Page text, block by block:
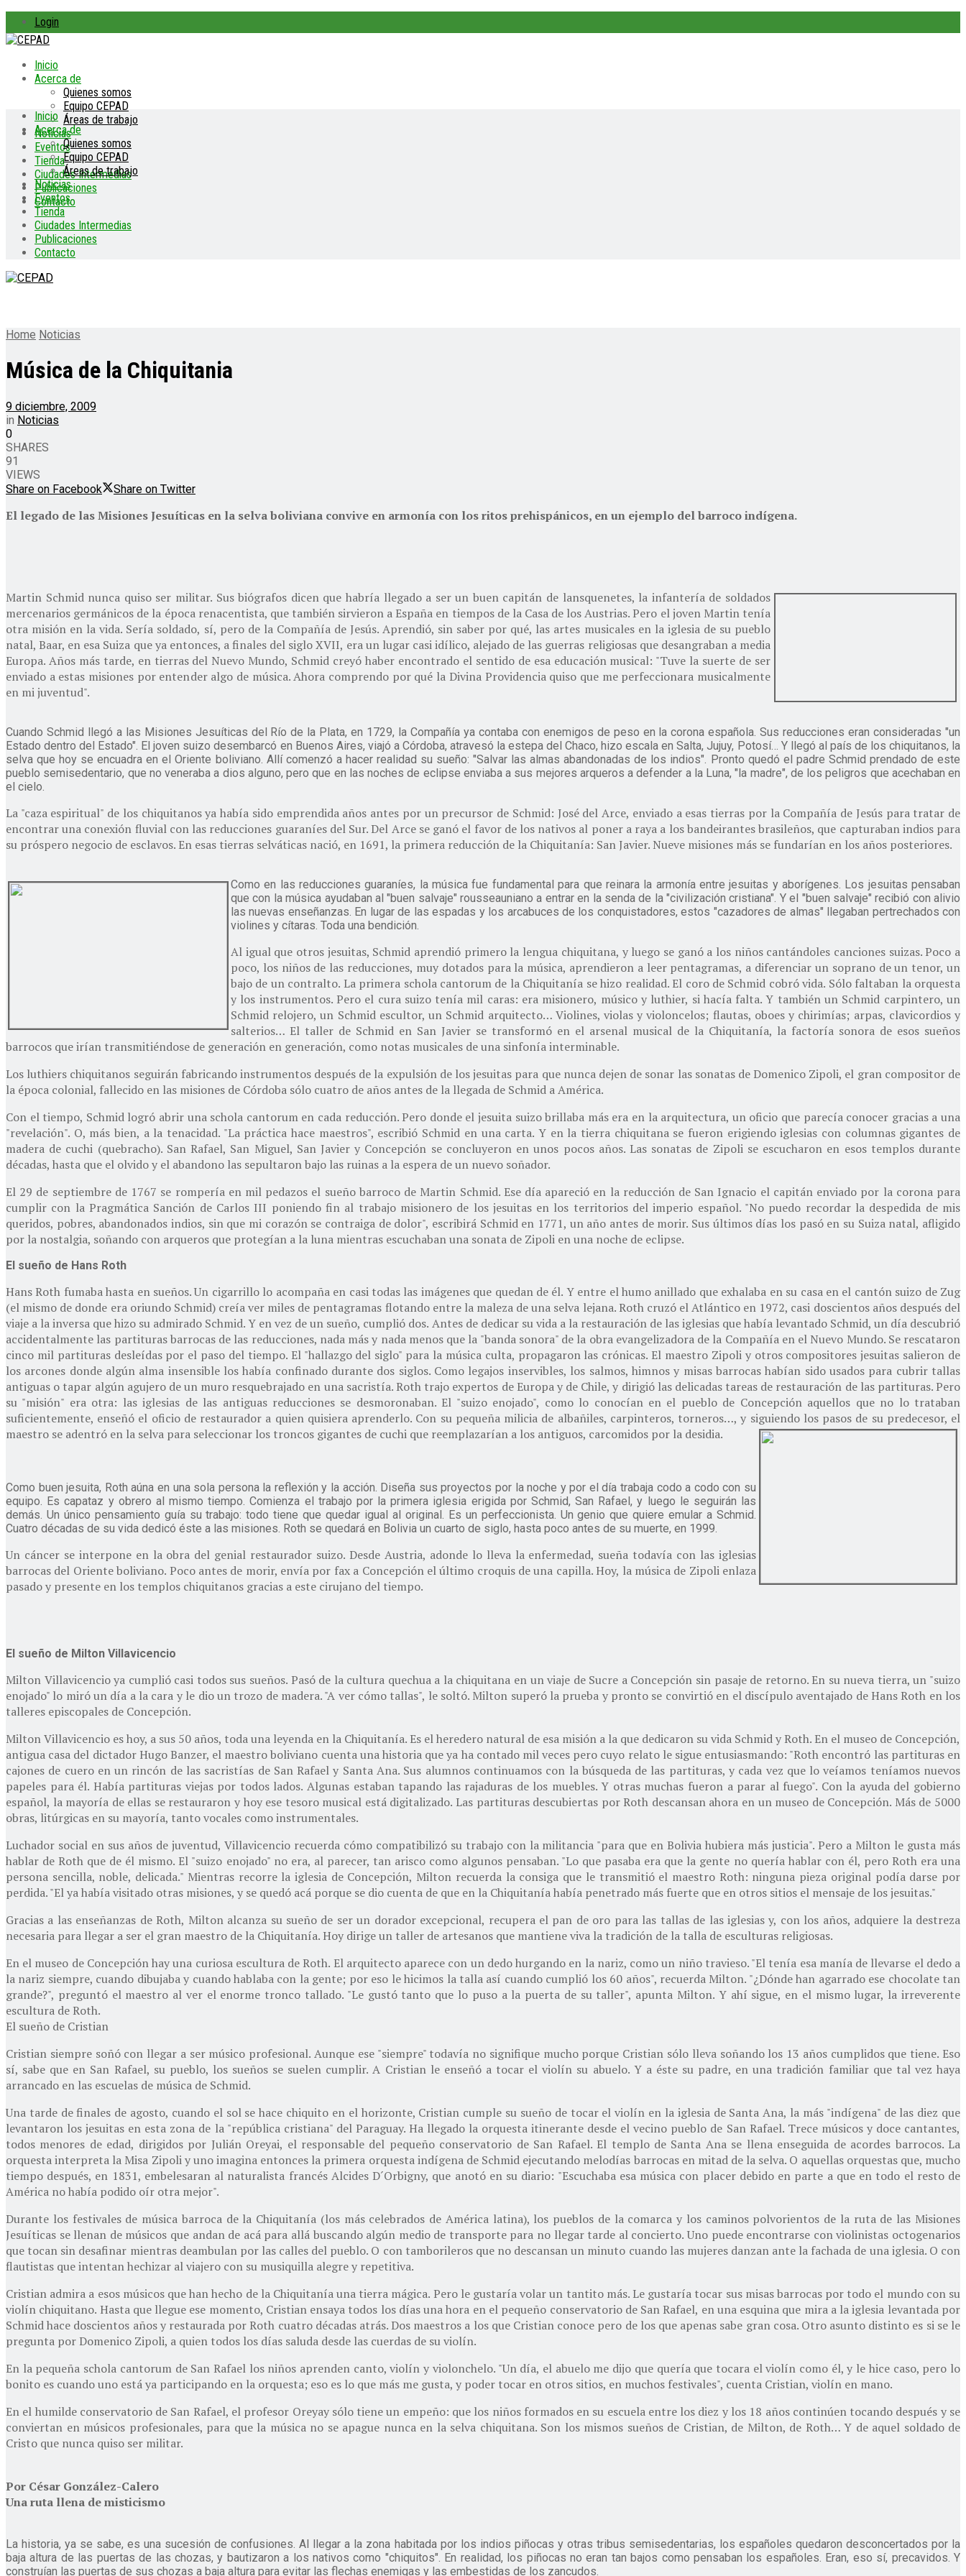
Login
Inicio
Acerca de
Quienes somos
Equipo CEPAD
Áreas de trabajo
Noticias
Eventos
Tienda
Ciudades Intermedias
Publicaciones
Contacto
Inicio
Acerca de
Quienes somos
Equipo CEPAD
Áreas de trabajo
Noticias
Eventos
Tienda
Ciudades Intermedias
Publicaciones
Contacto
Home Noticias
Música de la Chiquitania
9 diciembre, 2009
in Noticias
0
SHARES
91
VIEWS
Share on Facebook
Share on Twitter
El legado de las Misiones Jesuíticas en la selva boliviana convive en armonía con los ritos prehispánicos, en un ejemplo del barroco indígena.
Martin Schmid nunca quiso ser militar. Sus biógrafos dicen que habría llegado a ser un buen capitán de lansquenetes, la infantería de soldados
mercenarios germánicos de la época renacentista, que también sirvieron a España en tiempos de la Casa de los Austrias. Pero el joven Martin tenía
otra misión en la vida. Sería soldado, sí, pero de la Compañía de Jesús. Aprendió, sin saber por qué, las artes musicales en la iglesia de su pueblo
natal, Baar, en esa Suiza que ya entonces, a finales del siglo XVII, era un lugar casi idílico, alejado de las guerras religiosas que desangraban a media
Europa. Años más tarde, en tierras del Nuevo Mundo, Schmid creyó haber encontrado el sentido de esa educación musical: "Tuve la suerte de ser
enviado a estas misiones por entender algo de música. Ahora comprendo por qué la Divina Providencia quiso que me perfeccionara musicalmente
en mi juventud".
Cuando Schmid llegó a las Misiones Jesuíticas del Río de la Plata, en 1729, la Compañía ya contaba con enemigos de peso en la corona española. Sus reducciones eran consideradas "un
Estado dentro del Estado". El joven suizo desembarcó en Buenos Aires, viajó a Córdoba, atravesó la estepa del Chaco, hizo escala en Salta, Jujuy, Potosí… Y llegó al país de los chiquitanos, la
selva que hoy se encuadra en el Oriente boliviano. Allí comenzó a hacer realidad su sueño: "Salvar las almas abandonadas de los indios". Pronto quedó el padre Schmid prendado de este
pueblo semisedentario, que no veneraba a dios alguno, pero que en las noches de eclipse enviaba a sus mejores arqueros a defender a la Luna, "la madre", de los peligros que acechaban en
el cielo.
La "caza espiritual" de los chiquitanos ya había sido emprendida años antes por un precursor de Schmid: José del Arce, enviado a esas tierras por la Compañía de Jesús para tratar de
encontrar una conexión fluvial con las reducciones guaraníes del Sur. Del Arce se ganó el favor de los nativos al poner a raya a los bandeirantes brasileños, que capturaban indios para
su próspero negocio de esclavos. En esas tierras selváticas nació, en 1691, la primera reducción de la Chiquitanía: San Javier. Nueve misiones más se fundarían en los años posteriores.
Como en las reducciones guaraníes, la música fue fundamental para que reinara la armonía entre jesuitas y aborígenes. Los jesuitas pensaban
que con la música ayudaban al "buen salvaje" rousseauniano a entrar en la senda de la "civilización cristiana". Y el "buen salvaje" recibió con alivio
las nuevas enseñanzas. En lugar de las espadas y los arcabuces de los conquistadores, estos "cazadores de almas" llegaban pertrechados con
violines y cítaras. Toda una bendición.
Al igual que otros jesuitas, Schmid aprendió primero la lengua chiquitana, y luego se ganó a los niños cantándoles canciones suizas. Poco a
poco, los niños de las reducciones, muy dotados para la música, aprendieron a leer pentagramas, a diferenciar un soprano de un tenor, un
bajo de un contralto. La primera schola cantorum de la Chiquitanía se hizo realidad. El coro de Schmid cobró vida. Sólo faltaban la orquesta
y los instrumentos. Pero el cura suizo tenía mil caras: era misionero, músico y luthier, si hacía falta. Y también un Schmid carpintero, un
Schmid relojero, un Schmid escultor, un Schmid arquitecto… Violines, violas y violoncelos; flautas, oboes y chirimías; arpas, clavicordios y
salterios… El taller de Schmid en San Javier se transformó en el arsenal musical de la Chiquitanía, la factoría sonora de esos sueños
barrocos que irían transmitiéndose de generación en generación, como notas musicales de una sinfonía interminable.
Los luthiers chiquitanos seguirán fabricando instrumentos después de la expulsión de los jesuitas para que nunca dejen de sonar las sonatas de Domenico Zipoli, el gran compositor de
la época colonial, fallecido en las misiones de Córdoba sólo cuatro de años antes de la llegada de Schmid a América.
Con el tiempo, Schmid logró abrir una schola cantorum en cada reducción. Pero donde el jesuita suizo brillaba más era en la arquitectura, un oficio que parecía conocer gracias a una
"revelación". O, más bien, a la tenacidad. "La práctica hace maestros", escribió Schmid en una carta. Y en la tierra chiquitana se fueron erigiendo iglesias con columnas gigantes de
madera de cuchi (quebracho). San Rafael, San Miguel, San Javier y Concepción se concluyeron en unos pocos años. Las sonatas de Zipoli se escucharon en esos templos durante
décadas, hasta que el olvido y el abandono las sepultaron bajo las ruinas a la espera de un nuevo soñador.
El 29 de septiembre de 1767 se rompería en mil pedazos el sueño barroco de Martin Schmid. Ese día apareció en la reducción de San Ignacio el capitán enviado por la corona para
cumplir con la Pragmática Sanción de Carlos III poniendo fin al trabajo misionero de los jesuitas en los territorios del imperio español. "No puedo recordar la despedida de mis
queridos, pobres, abandonados indios, sin que mi corazón se contraiga de dolor", escribirá Schmid en 1771, un año antes de morir. Sus últimos días los pasó en su Suiza natal, afligido
por la nostalgia, soñando con arqueros que protegían a la luna mientras escuchaban una sonata de Zipoli en una noche de eclipse.
El sueño de Hans Roth
Hans Roth fumaba hasta en sueños. Un cigarrillo lo acompaña en casi todas las imágenes que quedan de él. Y entre el humo anillado que exhalaba en su casa en el cantón suizo de Zug
(el mismo de donde era oriundo Schmid) creía ver miles de pentagramas flotando entre la maleza de una selva lejana. Roth cruzó el Atlántico en 1972, casi doscientos años después del
viaje a la inversa que hizo su admirado Schmid. Y en vez de un sueño, cumplió dos. Antes de dedicar su vida a la restauración de las iglesias que había levantado Schmid, un día descubrió
accidentalmente las partituras barrocas de las reducciones, nada más y nada menos que la "banda sonora" de la obra evangelizadora de la Compañía en el Nuevo Mundo. Se rescataron
cinco mil partituras desleídas por el paso del tiempo. El "hallazgo del siglo" para la música culta, propagaron las crónicas. El maestro Zipoli y otros compositores jesuitas salieron de
los arcones donde algún alma insensible los había confinado durante dos siglos. Como legajos inservibles, los salmos, himnos y misas barrocas habían sido usados para cubrir tallas
antiguas o tapar algún agujero de un muro resquebrajado en una sacristía. Roth trajo expertos de Europa y de Chile, y dirigió las delicadas tareas de restauración de las partituras. Pero
su "misión" era otra: las iglesias de las antiguas reducciones se desmoronaban. El "suizo enojado", como lo conocían en el pueblo de Concepción aquellos que no lo trataban
suficientemente, enseñó el oficio de restaurador a quien quisiera aprenderlo. Con su pequeña milicia de albañiles, carpinteros, torneros…, y siguiendo los pasos de su predecesor, el
maestro se adentró en la selva para seleccionar los troncos gigantes de cuchi que reemplazarían a los antiguos, carcomidos por la desidia.
Como buen jesuita, Roth aúna en una sola persona la reflexión y la acción. Diseña sus proyectos por la noche y por el día trabaja codo a codo con su
equipo. Es capataz y obrero al mismo tiempo. Comienza el trabajo por la primera iglesia erigida por Schmid, San Rafael, y luego le seguirán las
demás. Un único pensamiento guía su trabajo: todo tiene que quedar igual al original. Es un perfeccionista. Un genio que quiere emular a Schmid.
Cuatro décadas de su vida dedicó éste a las misiones. Roth se quedará en Bolivia un cuarto de siglo, hasta poco antes de su muerte, en 1999.
Un cáncer se interpone en la obra del genial restaurador suizo. Desde Austria, adonde lo lleva la enfermedad, sueña todavía con las iglesias
barrocas del Oriente boliviano. Poco antes de morir, envía por fax a Concepción el último croquis de una capilla. Hoy, la música de Zipoli enlaza
pasado y presente en los templos chiquitanos gracias a este cirujano del tiempo.
El sueño de Milton Villavicencio
Milton Villavicencio ya cumplió casi todos sus sueños. Pasó de la cultura quechua a la chiquitana en un viaje de Sucre a Concepción sin pasaje de retorno. En su nueva tierra, un "suizo
enojado" lo miró un día a la cara y le dio un trozo de madera. "A ver cómo tallas", le soltó. Milton superó la prueba y pronto se convirtió en el discípulo aventajado de Hans Roth en los
talleres episcopales de Concepción.
Milton Villavicencio es hoy, a sus 50 años, toda una leyenda en la Chiquitanía. Es el heredero natural de esa misión a la que dedicaron su vida Schmid y Roth. En el museo de Concepción,
antigua casa del dictador Hugo Banzer, el maestro boliviano cuenta una historia que ya ha contado mil veces pero cuyo relato le sigue entusiasmando: "Roth encontró las partituras en
cajones de cuero en un rincón de las sacristías de San Rafael y Santa Ana. Sus alumnos continuamos con la búsqueda de las partituras, y cada vez que lo veíamos teníamos nuevos
papeles para él. Había partituras viejas por todos lados. Algunas estaban tapando las rajaduras de los muebles. Y otras muchas fueron a parar al fuego". Con la ayuda del gobierno
español, la mayoría de ellas se restauraron y hoy ese tesoro musical está digitalizado. Las partituras descubiertas por Roth descansan ahora en un museo de Concepción. Más de 5000
obras, litúrgicas en su mayoría, tanto vocales como instrumentales.
Luchador social en sus años de juventud, Villavicencio recuerda cómo compatibilizó su trabajo con la militancia "para que en Bolivia hubiera más justicia". Pero a Milton le gusta más
hablar de Roth que de él mismo. El "suizo enojado" no era, al parecer, tan arisco como algunos pensaban. "Lo que pasaba era que la gente no quería hablar con él, pero Roth era una
persona sencilla, noble, delicada." Mientras recorre la iglesia de Concepción, Milton recuerda la consiga que le transmitió el maestro Roth: ninguna pieza original podía darse por
perdida. "El ya había visitado otras misiones, y se quedó acá porque se dio cuenta de que en la Chiquitanía había penetrado más fuerte que en otros sitios el mensaje de los jesuitas."
Gracias a las enseñanzas de Roth, Milton alcanza su sueño de ser un dorador excepcional, recupera el pan de oro para las tallas de las iglesias y, con los años, adquiere la destreza
necesaria para llegar a ser el gran maestro de la Chiquitanía. Hoy dirige un taller de artesanos que mantiene viva la tradición de la talla de esculturas religiosas.
En el museo de Concepción hay una curiosa escultura de Roth. El arquitecto aparece con un dedo hurgando en la nariz, como un niño travieso. "El tenía esa manía de llevarse el dedo a
la nariz siempre, cuando dibujaba y cuando hablaba con la gente; por eso le hicimos la talla así cuando cumplió los 60 años", recuerda Milton. "¿Dónde han agarrado ese chocolate tan
grande?", preguntó el maestro al ver el enorme tronco tallado. "Le gustó tanto que lo puso a la puerta de su taller", apunta Milton. Y ahí sigue, en el mismo lugar, la irreverente
escultura de Roth.
El sueño de Cristian
Cristian siempre soñó con llegar a ser músico profesional. Aunque ese "siempre" todavía no signifique mucho porque Cristian sólo lleva soñando los 13 años cumplidos que tiene. Eso
sí, sabe que en San Rafael, su pueblo, los sueños se suelen cumplir. A Cristian le enseñó a tocar el violín su abuelo. Y a éste su padre, en una tradición familiar que tal vez haya
arrancado en las escuelas de música de Schmid.
Una tarde de finales de agosto, cuando el sol se hace chiquito en el horizonte, Cristian cumple su sueño de tocar el violín en la iglesia de Santa Ana, la más "indígena" de las diez que
levantaron los jesuitas en esta zona de la "república cristiana" del Paraguay. Ha llegado la orquesta itinerante desde el vecino pueblo de San Rafael. Trece músicos y doce cantantes,
todos menores de edad, dirigidos por Julián Oreyai, el responsable del pequeño conservatorio de San Rafael. El templo de Santa Ana se llena enseguida de acordes barrocos. La
orquesta interpreta la Misa Zipoli y uno imagina entonces la primera orquesta indígena de Schmid ejecutando melodías barrocas en mitad de la selva. O aquellas orquestas que, mucho
tiempo después, en 1831, embelesaran al naturalista francés Alcides D´Orbigny, que anotó en su diario: "Escuchaba esa música con placer debido en parte a que en todo el resto de
América no había podido oír otra mejor".
Durante los festivales de música barroca de la Chiquitanía (los más celebrados de América latina), los pueblos de la comarca y los caminos polvorientos de la ruta de las Misiones
Jesuíticas se llenan de músicos que andan de acá para allá buscando algún medio de transporte para no llegar tarde al concierto. Uno puede encontrarse con violinistas octogenarios
que tocan sin desafinar mientras deambulan por las calles del pueblo. O con tamborileros que no descansan un minuto cuando las mujeres danzan ante la fachada de una iglesia. O con
flautistas que intentan hechizar al viajero con su musiquilla alegre y repetitiva.
Cristian admira a esos músicos que han hecho de la Chiquitanía una tierra mágica. Pero le gustaría volar un tantito más. Le gustaría tocar sus misas barrocas por todo el mundo con su
violín chiquitano. Hasta que llegue ese momento, Cristian ensaya todos los días una hora en el pequeño conservatorio de San Rafael, en una esquina que mira a la iglesia levantada por
Schmid hace doscientos años y restaurada por Roth cuatro décadas atrás. Dos maestros a los que Cristian conoce pero de los que apenas sabe gran cosa. Otro asunto distinto es si se le
pregunta por Domenico Zipoli, a quien todos los días saluda desde las cuerdas de su violín.
En la pequeña schola cantorum de San Rafael los niños aprenden canto, violín y violonchelo. "Un día, el abuelo me dijo que quería que tocara el violín como él, y le hice caso, pero lo
bonito es cuando uno está ya participando en la orquesta; eso es lo que más me gusta, y poder tocar en otros sitios, en muchos festivales", cuenta Cristian, violín en mano.
En el humilde conservatorio de San Rafael, el profesor Oreyay sólo tiene un empeño: que los niños formados en su escuela entre los diez y los 18 años continúen tocando después y se
conviertan en músicos profesionales, para que la música no se apague nunca en la selva chiquitana. Son los mismos sueños de Cristian, de Milton, de Roth… Y de aquel soldado de
Cristo que nunca quiso ser militar.
Por César González-Calero
Una ruta llena de misticismo
La historia, ya se sabe, es una sucesión de confusiones. Al llegar a la zona habitada por los indios piñocas y otras tribus semisedentarias, los españoles quedaron desconcertados por la
baja altura de las puertas de las chozas, y bautizaron a los nativos como "chiquitos". En realidad, los piñocas no eran tan bajos como pensaban los españoles. Eran, eso sí, precavidos. Y
construían las puertas de sus chozas a baja altura para evitar las flechas enemigas y las embestidas de los zancudos.